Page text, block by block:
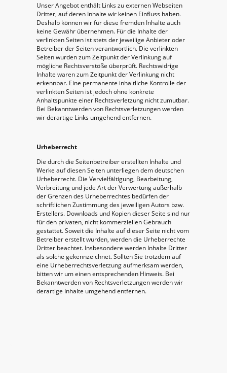
Unser Angebot enthält Links zu externen Webseiten
Dritter, auf deren Inhalte wir keinen Einfluss haben.
Deshalb können wir für diese fremden Inhalte auch
keine Gewähr übernehmen. Für die Inhalte der
verlinkten Seiten ist stets der jeweilige Anbieter oder
Betreiber der Seiten verantwortlich. Die verlinkten
Seiten wurden zum Zeitpunkt der Verlinkung auf
mögliche Rechtsverstöße überprüft. Rechtswidrige
Inhalte waren zum Zeitpunkt der Verlinkung nicht
erkennbar. Eine permanente inhaltliche Kontrolle der
verlinkten Seiten ist jedoch ohne konkrete
Anhaltspunkte einer Rechtsverletzung nicht zumutbar.
Bei Bekanntwerden von Rechtsverletzungen werden
wir derartige Links umgehend entfernen.
Urheberrecht
Die durch die Seitenbetreiber erstellten Inhalte und
Werke auf diesen Seiten unterliegen dem deutschen
Urheberrecht. Die Vervielfältigung, Bearbeitung,
Verbreitung und jede Art der Verwertung außerhalb
der Grenzen des Urheberrechtes bedürfen der
schriftlichen Zustimmung des jeweiligen Autors bzw.
Erstellers. Downloads und Kopien dieser Seite sind nur
für den privaten, nicht kommerziellen Gebrauch
gestattet. Soweit die Inhalte auf dieser Seite nicht vom
Betreiber erstellt wurden, werden die Urheberrechte
Dritter beachtet. Insbesondere werden Inhalte Dritter
als solche gekennzeichnet. Sollten Sie trotzdem auf
eine Urheberrechtsverletzung aufmerksam werden,
bitten wir um einen entsprechenden Hinweis. Bei
Bekanntwerden von Rechtsverletzungen werden wir
derartige Inhalte umgehend entfernen.